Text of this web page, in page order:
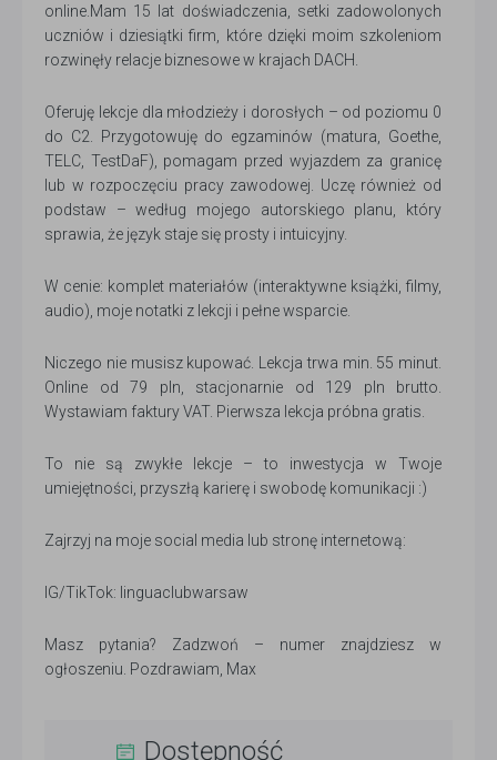
online.Mam 15 lat doświadczenia, setki zadowolonych
uczniów i dziesiątki firm, które dzięki moim szkoleniom
rozwinęły relacje biznesowe w krajach DACH.
Oferuję lekcje dla młodzieży i dorosłych – od poziomu 0
do C2. Przygotowuję do egzaminów (matura, Goethe,
TELC, TestDaF), pomagam przed wyjazdem za granicę
lub w rozpoczęciu pracy zawodowej. Uczę również od
podstaw – według mojego autorskiego planu, który
sprawia, że język staje się prosty i intuicyjny.
W cenie: komplet materiałów (interaktywne książki, filmy,
audio), moje notatki z lekcji i pełne wsparcie.
Niczego nie musisz kupować. Lekcja trwa min. 55 minut.
Online od 79 pln, stacjonarnie od 129 pln brutto.
Wystawiam faktury VAT. Pierwsza lekcja próbna gratis.
To nie są zwykłe lekcje – to inwestycja w Twoje
umiejętności, przyszłą karierę i swobodę komunikacji :)
Zajrzyj na moje social media lub stronę internetową:
IG/TikTok: linguaclubwarsaw
Masz pytania? Zadzwoń – numer znajdziesz w
ogłoszeniu. Pozdrawiam, Max
Dostępność